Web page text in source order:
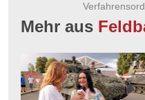
Mehr aus